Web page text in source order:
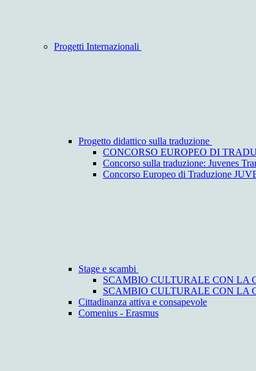
Progetti Internazionali
Progetto didattico sulla traduzione
CONCORSO EUROPEO DI
Concorso sulla traduzione: Juvenes
Concorso Europeo di Traduzione
Stage e scambi
SCAMBIO CULTURALE CON LA
SCAMBIO CULTURALE CON LA
Cittadinanza attiva e consapevole
Comenius - Erasmus